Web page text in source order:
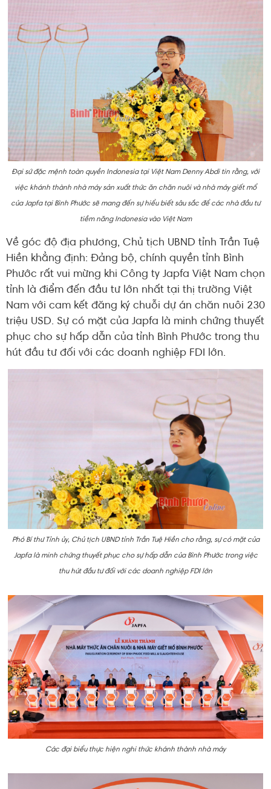
Đại sứ đặc mệnh toàn quyền Indonesia tại Việt Nam Denny Abdi tin rằng, với
việc khánh thành nhà máy sản xuất thức ăn chăn nuôi và nhà máy giết mổ
của Japfa tại Bình Phước sẽ mang đến sự hiểu biết sâu sắc để các nhà đầu tư
tiềm năng Indonesia vào Việt Nam
Về góc độ địa phương, Chủ tịch UBND tỉnh Trần Tuệ
Hiền khẳng định: Đảng bộ, chính quyền tỉnh Bình
Phước rất vui mừng khi Công ty Japfa Việt Nam chọn
tỉnh là điểm đến đầu tư lớn nhất tại thị trường Việt
Nam với cam kết đăng ký chuỗi dự án chăn nuôi 230
triệu USD. Sự có mặt của Japfa là minh chứng thuyết
phục cho sự hấp dẫn của tỉnh Bình Phước trong thu
hút đầu tư đối với các doanh nghiệp FDI lớn.
Phó Bí thư Tỉnh ủy, Chủ tịch UBND tỉnh Trần Tuệ Hiền cho rằng, sự có mặt của
Japfa là minh chứng thuyết phục cho sự hấp dẫn của Bình Phước trong việc
thu hút đầu tư đối với các doanh nghiệp FDI lớn
Các đại biểu thực hiện nghi thức khánh thành nhà máy